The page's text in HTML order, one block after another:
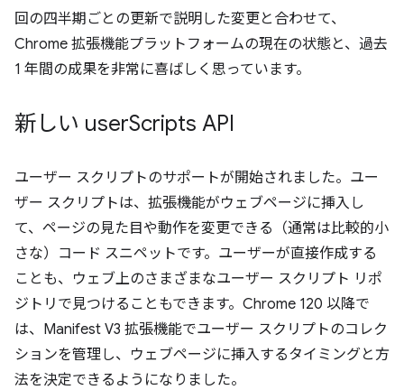
回の四半期ごとの更新で説明した変更と合わせて、
Chrome 拡張機能プラットフォームの現在の状態と、過去
1 年間の成果を非常に喜ばしく思っています。
新しい userScripts API
ユーザー スクリプトのサポートが開始されました。ユー
ザー スクリプトは、拡張機能がウェブページに挿入し
て、ページの見た目や動作を変更できる（通常は比較的小
さな）コード スニペットです。ユーザーが直接作成する
ことも、ウェブ上のさまざまなユーザー スクリプト リポ
ジトリで見つけることもできます。Chrome 120 以降で
は、Manifest V3 拡張機能でユーザー スクリプトのコレク
ションを管理し、ウェブページに挿入するタイミングと方
法を決定できるようになりました。